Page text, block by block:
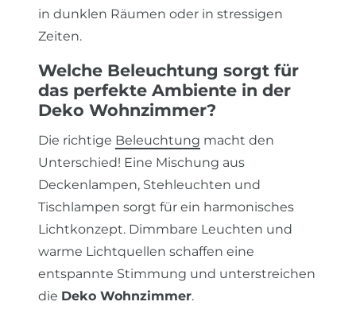
in dunklen Räumen oder in stressigen
Zeiten.
Welche Beleuchtung sorgt für
das perfekte Ambiente in der
Deko Wohnzimmer?
Die richtige Beleuchtung macht den
Unterschied! Eine Mischung aus
Deckenlampen, Stehleuchten und
Tischlampen sorgt für ein harmonisches
Lichtkonzept. Dimmbare Leuchten und
warme Lichtquellen schaffen eine
entspannte Stimmung und unterstreichen
die Deko Wohnzimmer.